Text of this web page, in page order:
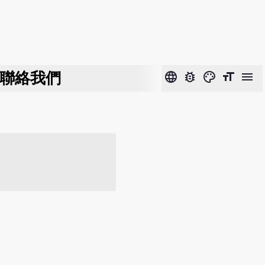
絡我們 language bug_report color_lens format_size menu